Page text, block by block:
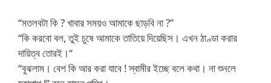
“মতলবটা কি ? খাবার সময়ও আমাকে ছাড়বি না ?”
“কি করবো বল, তুই চুষে আমাকে তাতিয়ে দিয়েছিস। এখন ঠাণ্ডা করার
দায়িত্ব তোরই।“
“বুঝলাম। বেশ কি আর করা যাবে ! স্বামীর ইচ্ছে বলে কথা। না শুনলে